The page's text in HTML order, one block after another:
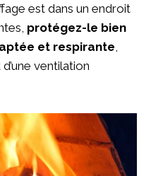
est dans un endroit
protégez-le bien
et respirante,
ventilation